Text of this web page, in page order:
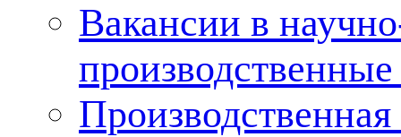
Вакансии в
Производственная